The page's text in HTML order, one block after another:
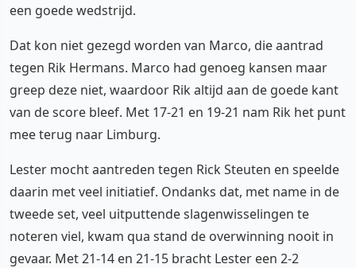
een goede wedstrijd.
Dat kon niet gezegd worden van Marco, die aantrad
tegen Rik Hermans. Marco had genoeg kansen maar
greep deze niet, waardoor Rik altijd aan de goede kant
van de score bleef. Met 17-21 en 19-21 nam Rik het punt
mee terug naar Limburg.
Lester mocht aantreden tegen Rick Steuten en speelde
daarin met veel initiatief. Ondanks dat, met name in de
tweede set, veel uitputtende slagenwisselingen te
noteren viel, kwam qua stand de overwinning nooit in
gevaar. Met 21-14 en 21-15 bracht Lester een 2-2